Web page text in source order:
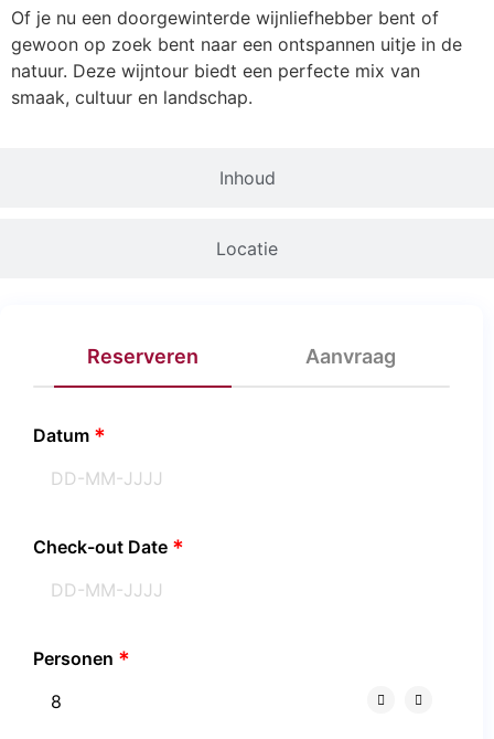
Inhoud
Locatie
Of je nu een doorgewinterde wijnliefhebber bent of
gewoon op zoek bent naar een ontspannen uitje in de
natuur. Deze wijntour biedt een perfecte mix van
smaak, cultuur en landschap.
Reserveren Aanvraag
Datum
Check-out Date
Personen